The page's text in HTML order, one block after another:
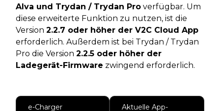
Alva und Trydan / Trydan Pro verfügbar. Um
diese erweiterte Funktion zu nutzen, ist die
Version 2.2.7 oder höher der V2C Cloud App
erforderlich. Außerdem ist bei Trydan / Trydan
Pro die Version 2.2.5 oder höher der
Ladegerät-Firmware zwingend erforderlich.
e-Charger
Aktuelle App-